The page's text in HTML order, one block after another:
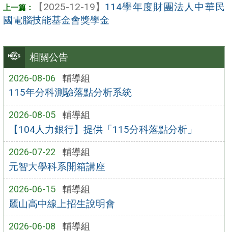
相關公告
2026-08-06 輔導組
115年分科測驗落點分析系統
2026-08-05 輔導組
【104人力銀行】提供「115分科落點分析」
2026-07-22 輔導組
元智大學科系開箱講座
2026-06-15 輔導組
麗山高中線上招生說明會
2026-06-08 輔導組
【2025-12-19】 114學年度財團法人中華民
國電腦技能基金會獎學金